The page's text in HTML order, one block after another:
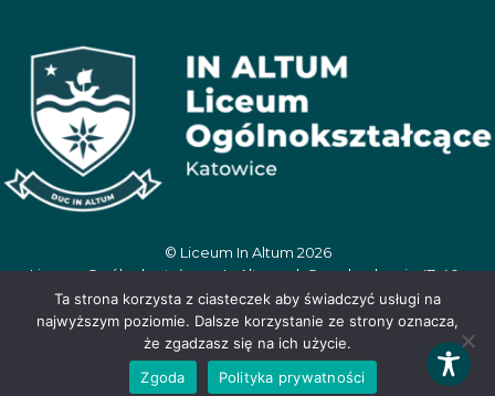
© Liceum In Altum 2026
Liceum Ogólnokształcące In Altum, ul. Oswobodzenia 47, 40-
404 Katowice, tel. 506 390 359, e-mail:
inaltum.sekretariat@wegielek.edu.pl
Ta strona korzysta z ciasteczek aby świadczyć usługi na
najwyższym poziomie. Dalsze korzystanie ze strony oznacza,
że zgadzasz się na ich użycie.
Zgoda
Polityka prywatności